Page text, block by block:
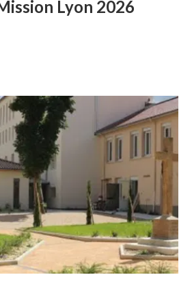
Lyon 2026